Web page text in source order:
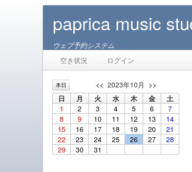
paprica music
ウェブ予約システム
空き状況
ログイン
本日 << 2023年10月 >>
日
月 火 水 木 金
土
1
2 3 4 5 6
7
8
9 10 11 12 13
14
15
16 17 18 19 20
21
22
23 24 25 26 27
28
29
30 31